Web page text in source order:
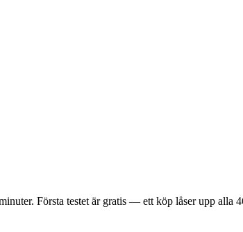
Första testet är gratis — ett köp låser upp alla